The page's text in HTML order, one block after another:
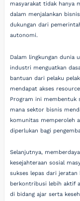
masyarakat tidak hanya
dalam menjalankan
dukungan dari
autonomi.
Dalam lingkungan dunia
industri menguatkan
bantuan dari pelaku
mendapat akses
Program ini membentuk
mana sektor bisnis
komunitas memperoleh
diperlukan bagi
Selanjutnya,
kesejahteraan sosial
sukses lepas dari jeratan
berkontribusi lebih aktif
di bidang ajar serta